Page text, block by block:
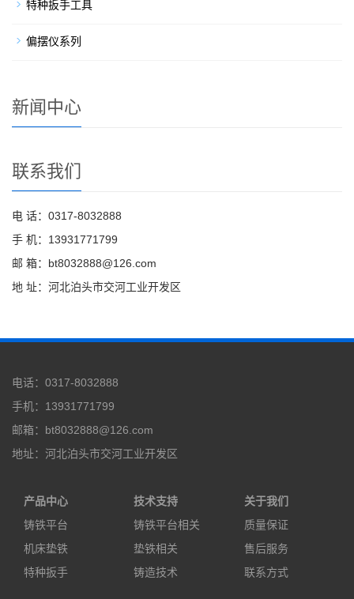
特种扳手工具
偏摆仪系列
新闻中心
联系我们
电 话：0317-8032888
手 机：13931771799
邮 箱：bt8032888@126.com
地 址：河北泊头市交河工业开发区
电话：0317-8032888
手机：13931771799
邮箱：bt8032888@126.com
地址：河北泊头市交河工业开发区
产品中心
铸铁平台
机床垫铁
特种扳手
技术支持
铸铁平台相关
垫铁相关
铸造技术
关于我们
质量保证
售后服务
联系方式